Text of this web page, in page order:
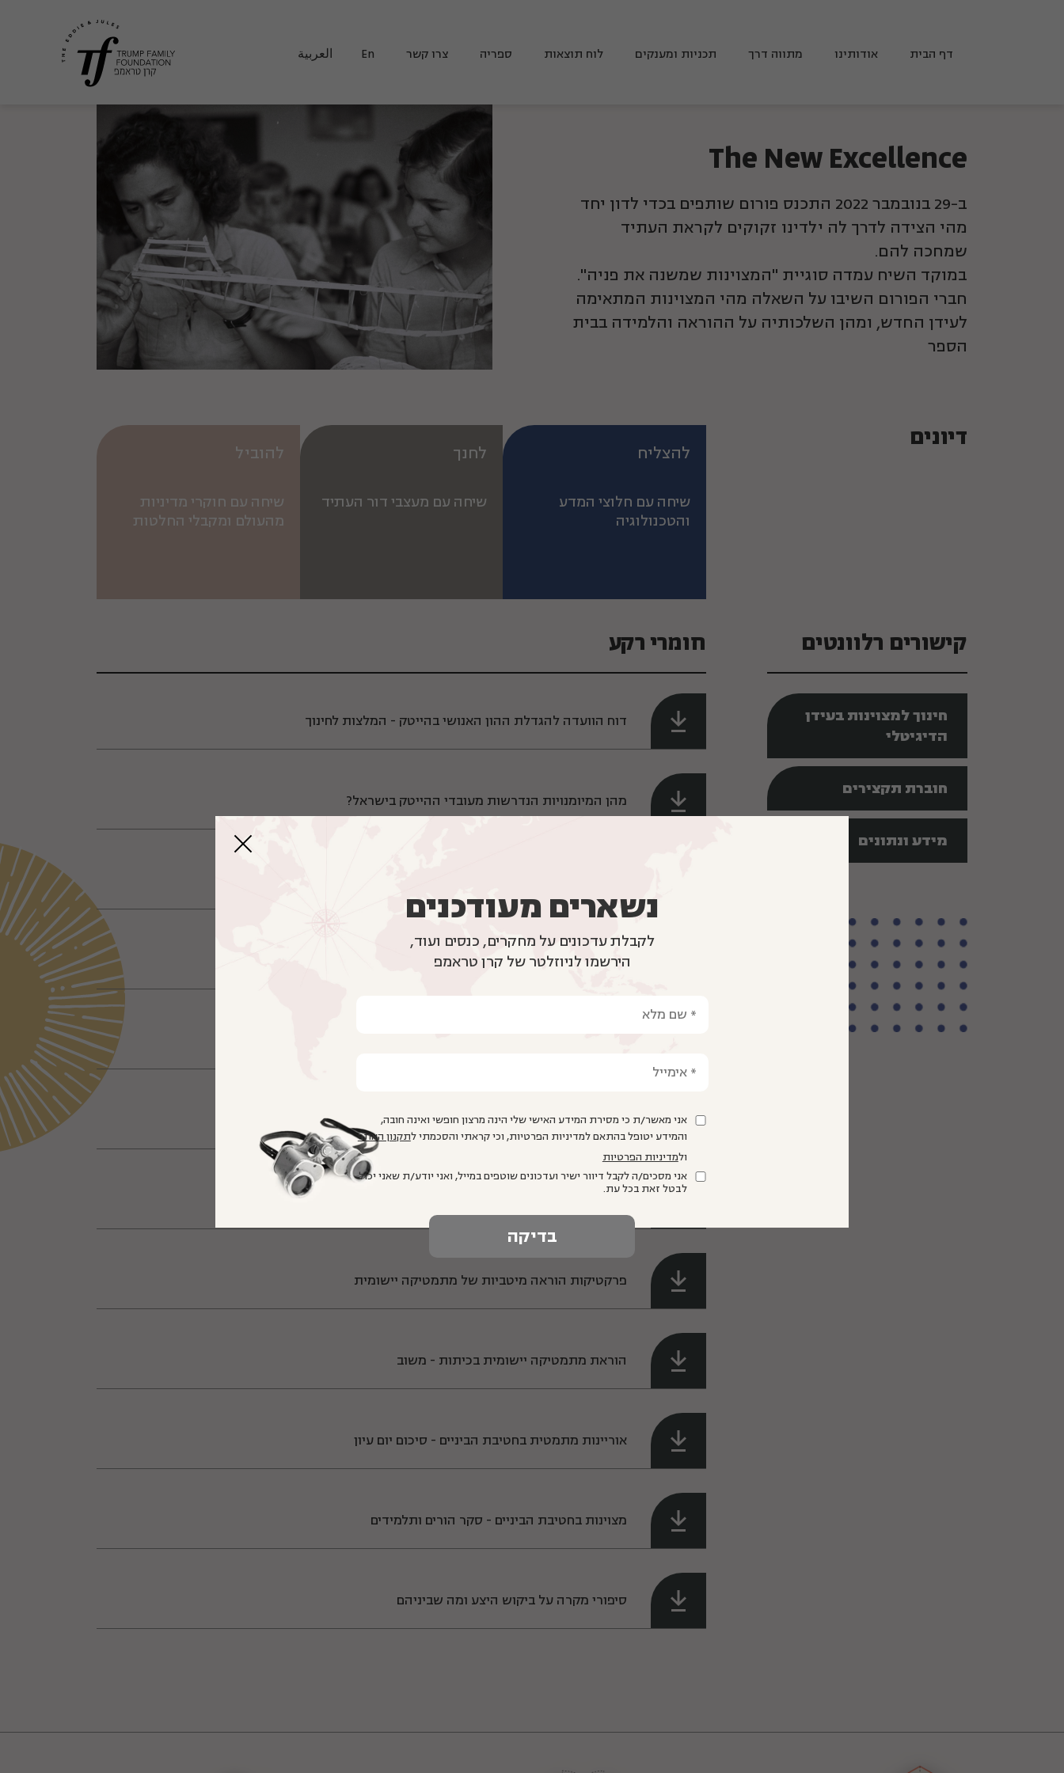
נשארים מעודכנים
לקבלת עדכונים על מחקרים, כנסים ועוד,
הירשמו לניוזלטר של קרן טראמפ
אני מאשר/ת כי מסירת המידע האישי שלי הינה מרצון חופשי ואינה חובה,
והמידע יטופל בהתאם למדיניות הפרטיות, וכי קראתי והסכמתי לתקנון האתר
ולמדיניות הפרטיות
אני מסכים/ה לקבל דיוור ישיר ועדכונים שוטפים במייל, ואני יודע/ת שאני יכול
לבטל זאת בכל עת.
דף הבית אודותינו מתווה דרך תכניות ומענקים לוח תוצאות ספריה צרו קשר En العربية
The New Excellence
ב-29 בנובמבר 2022 התכנס פורום שותפים בכדי לדון יחד
מהי הצידה לדרך לה ילדינו זקוקים לקראת העתיד
שמחכה להם.
במוקד השיח עמדה סוגיית "המצוינות שמשנה את פניה".
חברי הפורום השיבו על השאלה מהי המצוינות המתאימה
לעידן החדש, ומהן השלכותיה על ההוראה והלמידה בבית
הספר
דיונים להצליח
שיחה עם חלוצי המדע
והטכנולוגיה
לחנך
שיחה עם מעצבי דור העתיד
להוביל
שיחה עם חוקרי מדיניות
מהעולם ומקבלי החלטות
קישורים רלוונטים
חינוך למצוינות בעידן
הדיגיטלי
חוברת תקצירים
מידע ונתונים
חומרי רקע
דוח הוועדה להגדלת ההון האנושי בהייטק - המלצות לחינוך
מהן המיומנויות הנדרשות מעובדי ההייטק בישראל?
איזו מתמטיקה כדאי ללמד בבתי הספר העל יסודיים?
ניתוח ההישגים של תלמידי ישראל במחקר פיז"ה במתמטיקה
הערכת משימות בפורטפוליו הקרן בראי המסגרת המושגית של פיז"ה
פרקטיקות הוראה מיטביות של מתמטיקה יישומית
הוראת מתמטיקה יישומית בכיתות - משוב
אוריינות מתמטית בחטיבת הביניים - סיכום יום עיון
מצוינות בחטיבת הביניים - סקר הורים ותלמידים
סיפורי מקרה על ביקוש היצע ומה שביניהם